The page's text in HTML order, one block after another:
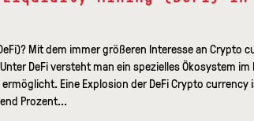
Mit dem immer größeren Interesse an Crypto
DeFi versteht man ein spezielles Ökosystem
Eine Explosion der DeFi Crypto currency
Prozent...